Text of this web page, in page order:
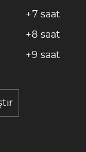
+7 saat
+8 saat
+9 saat